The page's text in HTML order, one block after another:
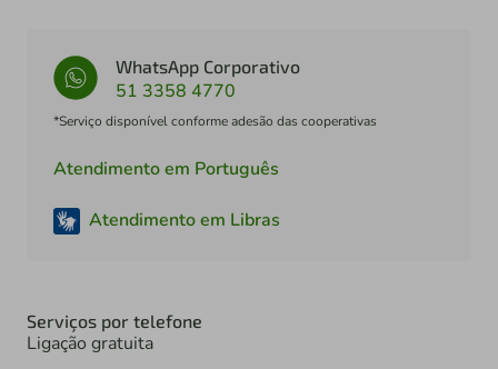
WhatsApp Corporativo
51 3358 4770
*Serviço disponível conforme adesão das cooperativas
Atendimento em Português
Atendimento em Libras
Serviços por telefone
Ligação gratuita